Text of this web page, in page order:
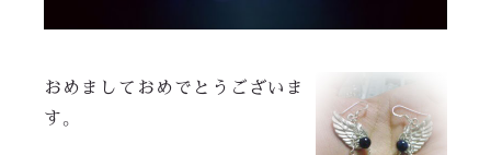
おめましておめでとうございま
す。